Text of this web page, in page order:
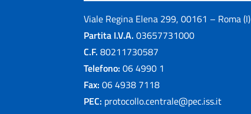
Viale Regina Elena 299, 00161 – Roma (I)
Partita I.V.A. 03657731000
C.F. 80211730587
Telefono: 06 4990 1
Fax: 06 4938 7118
PEC: protocollo.centrale@pec.iss.it